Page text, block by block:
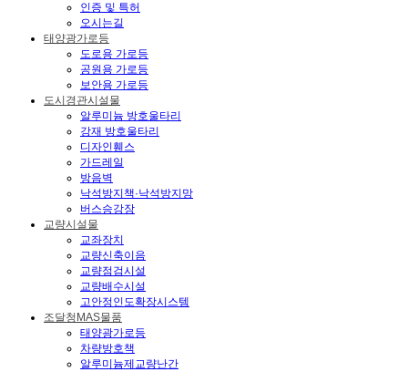
인증 및 특허
오시는길
태양광가로등
도로용 가로등
공원용 가로등
보안용 가로등
도시경관시설물
알루미늄 방호울타리
강재 방호울타리
디자인휀스
가드레일
방음벽
낙석방지책·낙석방지망
버스승강장
교량시설물
교좌장치
교량신축이음
교량점검시설
교량배수시설
고안정인도확장시스템
조달청MAS물품
태양광가로등
차량방호책
알루미늄제교량난간